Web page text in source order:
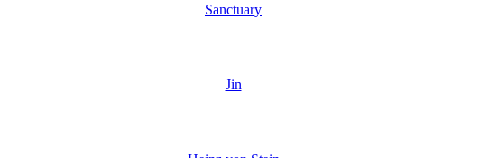
Sanctuary
Jin